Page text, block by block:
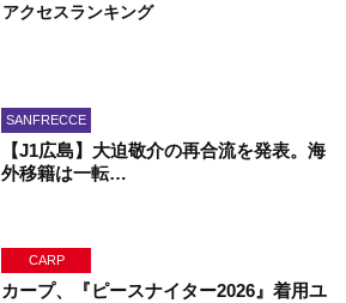
アクセスランキング
SANFRECCE
【J1広島】大迫敬介の再合流を発表。海
外移籍は一転…
CARP
カープ、『ピースナイター2026』着用ユ